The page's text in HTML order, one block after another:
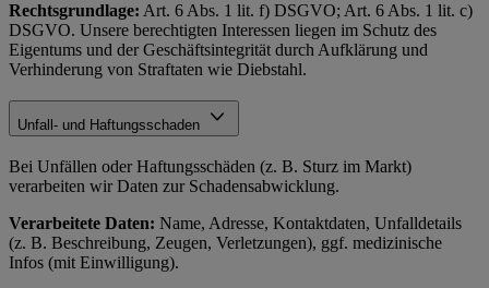
Rechtsgrundlage: Art. 6 Abs. 1 lit. f) DSGVO; Art. 6 Abs. 1 lit. c)
DSGVO. Unsere berechtigten Interessen liegen im Schutz des
Eigentums und der Geschäftsintegrität durch Aufklärung und
Verhinderung von Straftaten wie Diebstahl.
Unfall- und Haftungsschaden
Bei Unfällen oder Haftungsschäden (z. B. Sturz im Markt)
verarbeiten wir Daten zur Schadensabwicklung.
Verarbeitete Daten: Name, Adresse, Kontaktdaten, Unfalldetails
(z. B. Beschreibung, Zeugen, Verletzungen), ggf. medizinische
Infos (mit Einwilligung).